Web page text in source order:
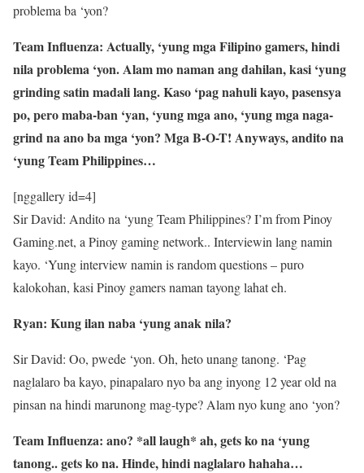
problema ba ‘yon?
Team Influenza: Actually, ‘yung mga Filipino gamers, hindi
nila problema ‘yon. Alam mo naman ang dahilan, kasi ‘yung
grinding satin madali lang. Kaso ‘pag nahuli kayo, pasensya
po, pero maba-ban ‘yan, ‘yung mga ano, ‘yung mga naga-
grind na ano ba mga ‘yon? Mga B-O-T! Anyways, andito na
‘yung Team Philippines…
[nggallery id=4]
Sir David: Andito na ‘yung Team Philippines? I’m from Pinoy
Gaming.net, a Pinoy gaming network.. Interviewin lang namin
kayo. ‘Yung interview namin is random questions – puro
kalokohan, kasi Pinoy gamers naman tayong lahat eh.
Ryan: Kung ilan naba ‘yung anak nila?
Sir David: Oo, pwede ‘yon. Oh, heto unang tanong. ‘Pag
naglalaro ba kayo, pinapalaro nyo ba ang inyong 12 year old na
pinsan na hindi marunong mag-type? Alam nyo kung ano ‘yon?
Team Influenza: ano? *all laugh* ah, gets ko na ‘yung
tanong.. gets ko na. Hinde, hindi naglalaro hahaha…